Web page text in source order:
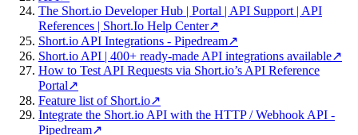
The Short.io Developer Hub | Portal | API Support | API
References | Short.Io Help Center↗
Short.io API Integrations - Pipedream↗
Short.io API | 400+ ready-made API integrations available↗
How to Test API Requests via Short.io’s API Reference
Portal↗
Feature list of Short.io↗
Integrate the Short.io API with the HTTP / Webhook API -
Pipedream↗